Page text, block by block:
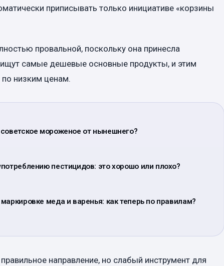
приписывать только инициативе «корзины
провальной, поскольку она принесла
самые дешевые основные продукты, и этим
по низким ценам.
мороженое от нынешнего?
пестицидов: это хорошо или плохо?
меда и варенья: как теперь по правилам?
направление, но слабый инструмент для